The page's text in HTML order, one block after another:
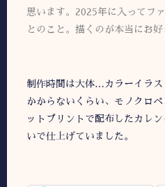
思います。2025年に入ってフ
とのこと。描くのが本当にお
制作時間は大体…カラーイラ
かからないくらい、モノクロ
ットプリントで配布したカレ
いで仕上げていました。